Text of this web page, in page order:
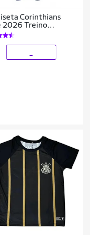
Corinthians
2026 Treino